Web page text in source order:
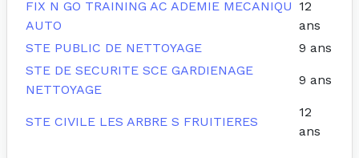
FIX N GO TRAINING AC ADEMIE MECANIQU
AUTO
12
ans
STE PUBLIC DE NETTOYAGE
9 ans
STE DE SECURITE SCE GARDIENAGE
NETTOYAGE
9 ans
STE CIVILE LES ARBRE S FRUITIERES
12
ans